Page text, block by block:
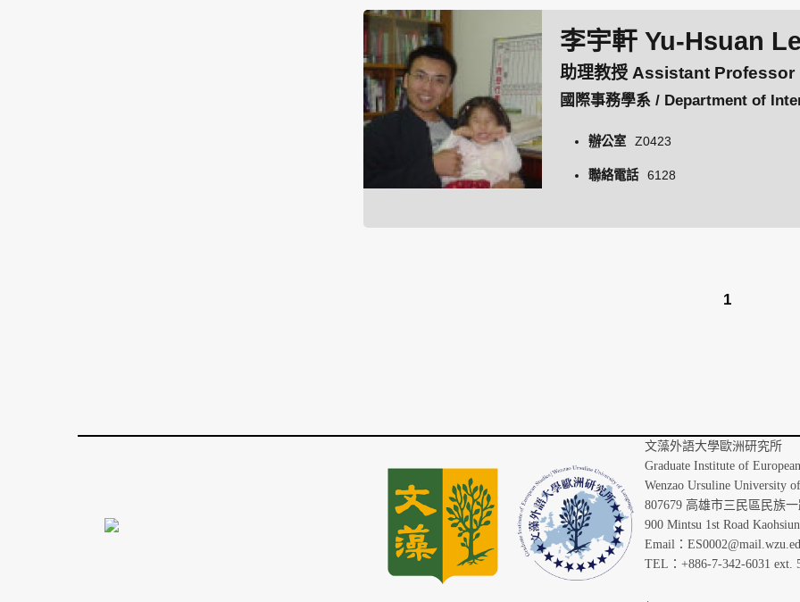
李宇軒 Yu-Hsuan
助理教授 Assistant Professor
國際事務學系 / Department of
辦公室 Z0423
聯絡電話 6128
1
文藻外語
Graduate Institute of
Wenzao Ursuline University
807679 高雄市三民區民族
900 Mintsu 1st Road
Email：
TEL：+886-7-342-6031 ext.